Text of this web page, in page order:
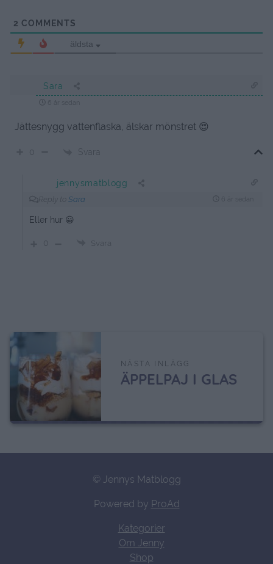
2 COMMENTS
äldsta
Sara
Jättesnygg vattenflaska, älskar mönstret 😍
Svara
jennysmatblogg
Sara
Eller hur 😀
Svara
NÄSTA INLÄGG
ÄPPELPAJ I GLAS
© Jennys Matblogg
Powered by ProAd
Kategorier
Om Jenny
Shop